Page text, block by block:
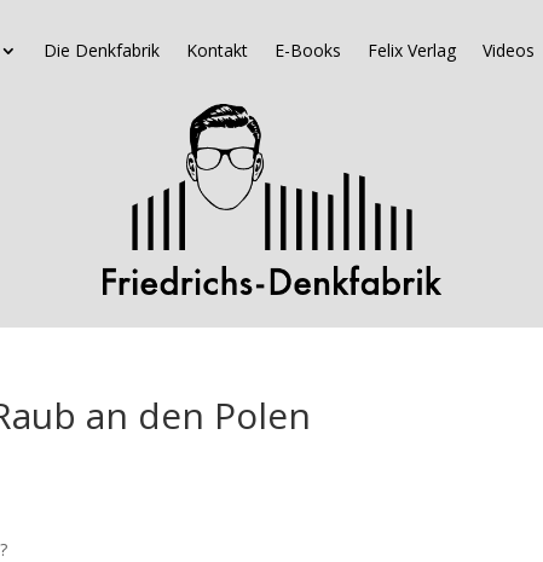
Die Denkfabrik Kontakt E-Books Felix Verlag Videos
an den Polen